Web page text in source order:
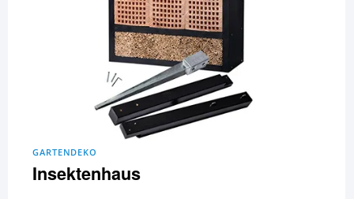
GARTENDEKO
Insektenhaus